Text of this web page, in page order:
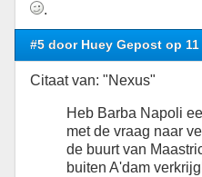
.
#5 door Huey Gepost op 11
Citaat van: "Nexus"
Heb Barba Napoli
met de vraag naar
de buurt van
buiten A'dam